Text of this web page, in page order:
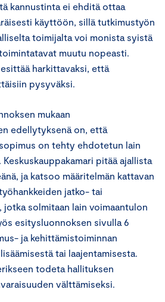
kannustinta ei ehditä ottaa
käyttöön, sillä tutkimustyön
toimijalta voi monista syistä
muutu nopeasti.
harkittavaksi, että
pysyväksi.
mukaan
edellytyksenä on, että
on tehty ehdotetun lain
pitää ajallista
ja katsoo määritelmän kattavan
jatko- tai
jotka solmitaan lain voimaantulon
esitysluonnoksen sivulla 6
ja kehittämistoiminnan
tai laajentamisesta.
todeta hallituksen
välttämiseksi.